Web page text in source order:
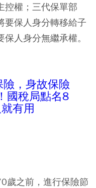
控權；三代保單部
要保人身分轉移給子
人身分無繼承權。
，身故保險
國稅局點名8
有用
歲之前，進行保險節